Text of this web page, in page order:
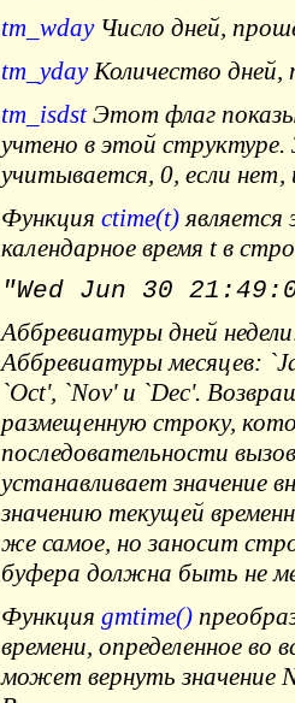
tm_wdayЧисло дней,
tm_ydayКоличество дней,
tm_isdstЭтот флаг
учтено в этой структуре.
учитывается, 0, если
Функция ctime(t) является
календарное время t в
"Wed Jun 30
Аббревиатуры дней
Аббревиатуры месяцев:
`Oct', `Nov' и `Dec'.
размещенную строку,
последовательности
устанавливает значение
значению текущей
же самое, но заносит
буфера должна быть не
Функция gmtime()
времени, определенное
может вернуть значение